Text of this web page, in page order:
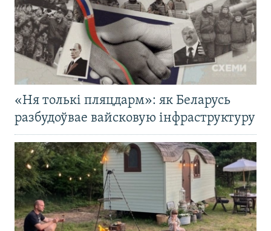
«Ня толькі пляцдарм»: як Беларусь
разбудоўвае вайсковую інфраструктуру